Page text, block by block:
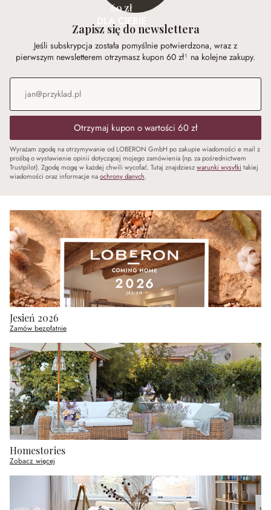
60 zł
DLA CIEBIE
Zapisz się do newslettera
Jeśli subskrypcja została pomyślnie potwierdzona, wraz z
pierwszym newsletterem otrzymasz kupon 60 zł¹ na kolejne zakupy.
Adres e-mail
Otrzymaj kupon o wartości 60 zł
Wyrażam zgodę na otrzymywanie od LOBERON GmbH po zakupie wiadomości e mail z
prośbą o wystawienie opinii dotyczącej mojego zamówienia (np. za pośrednictwem
Trustpilot). Zgodę mogę w każdej chwili wycofać. Tutaj znajdzieszwarunki wysyłki takiej
wiadomości oraz informacje naochrony danych.
Jesień 2026
Zamów bezpłatnie
Homestories
Zobacz więcej